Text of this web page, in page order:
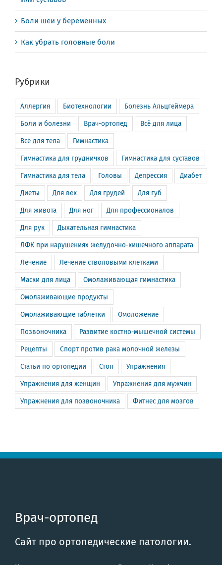
Боли шеи у беременных
Как убрать головные боли
Рубрики
Аллергия Биотехнологии Болезнь Альцгеймера
Боли и болезни Врач-ортопед Всё для лица
Всё для тела Гимнастика
Гимнастика для грудничков Гимнастика для суставов
Гимнастика для тела Головы Депрессия Диабет
Диеты Для век Для грудей Для губ
Для живота Для ног Для профессионалов
Для рук Дыхательная гимнастика
ЛФК при нарушениях желудочно-кишечного аппарата
Лечение Лечение стволовыми клетками
Маски для лица Омолаживающая гимнастика
Омолаживающие продукты
Омолаживающие таблетки Омоложение
Позвоночника Развитие костно-мышечной системы
Рецепты Спорт против рака молочной железы
Статьи по ортопедии Стоп Упражнения
Упражнения для женщин Упражнения для мужчин
Упражнения для позвоночника Фитнес для мозгов
Врач-ортопед
Сайт про ортопедические патологии.